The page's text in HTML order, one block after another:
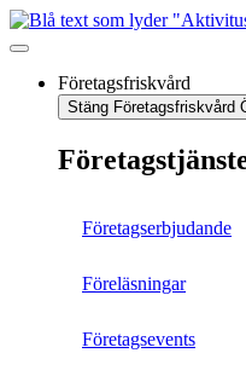
Företagsfriskvård
Stäng Företagsfriskvård
Företagserbjudande
Föreläsningar
Företagsevents